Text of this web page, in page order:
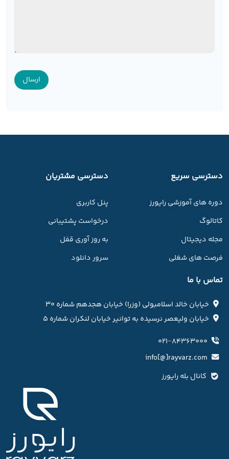
دسترسی سریع
دوره های آموزشی رایورز
کاتالوگ
مجله دیجیتال
فرصت های شغلی
دسترسی مشتریان
پنل کاربری
درخواست پشتیبانی
به روز آوری قفل
سرور دانلود
تماس با ما
خیابان خالد اسلامبولی (وزرا) خیابان هجدهم شماره ۳۰
خیابان ولیعصر نرسیده به توانیر خیابان لنکران شماره ۵
۰۲۱−۸۴۳۶۳۰۰۰
info[@]rayvarz.com
کانال بله رایورز